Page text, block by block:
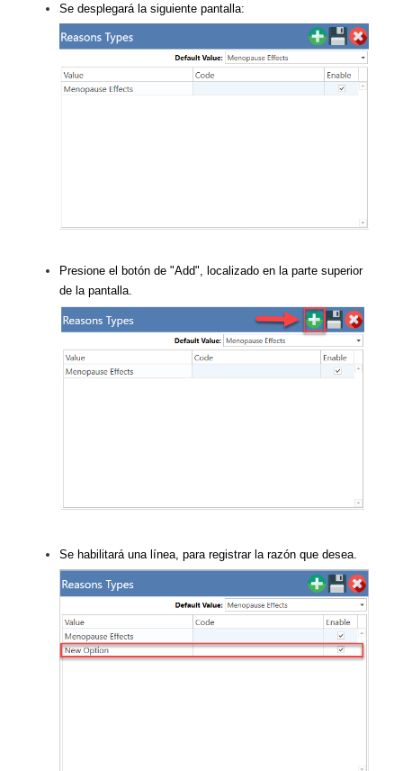
Se desplegará la siguiente pantalla:
Presione el botón de "Add", localizado en la parte superior
de la pantalla.
Se habilitará una línea, para registrar la razón que desea.